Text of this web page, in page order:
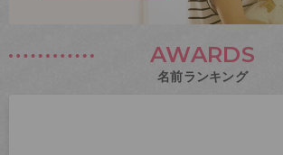
AWARDS
名前ランキング